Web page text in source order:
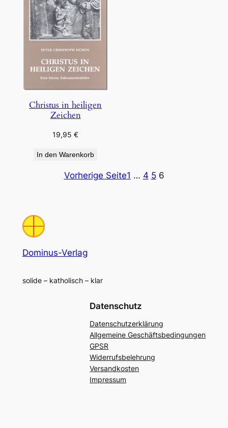
Christus in heiligen
Zeichen
19,95€
In den Warenkorb
Vorherige Seite1 … 4 5 6
Dominus-Verlag
solide – katholisch – klar
Datenschutz
Datenschutzerklärung
Allgemeine Geschäftsbedingungen
GPSR
Widerrufsbelehrung
Versandkosten
Impressum